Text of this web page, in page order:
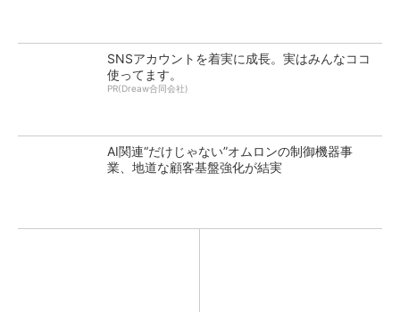
SNSアカウントを着実に成長。実はみんなココ
使ってます。
PR(Dreaw合同会社)
AI関連“だけじゃない”オムロンの制御機器事
業、地道な顧客基盤強化が結実